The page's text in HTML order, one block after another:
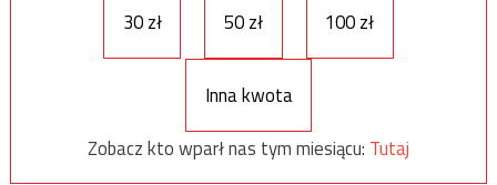
30 zł 50 zł 100 zł
Inna kwota
Zobacz kto wparł nas tym miesiącu: Tutaj